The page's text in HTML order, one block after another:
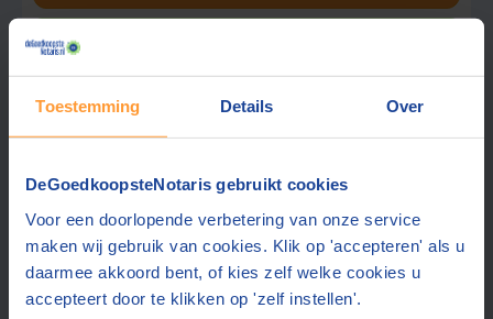
Toestemming Details Over
DeGoedkoopsteNotaris gebruikt cookies
Voor een doorlopende verbetering van onze service
maken wij gebruik van cookies. Klik op 'accepteren' als u
daarmee akkoord bent, of kies zelf welke cookies u
accepteert door te klikken op 'zelf instellen'.
1056,-
Hoekstra & Partners Notarissen
8,8(174beoordelingen) Utrecht (+27 km)
Gratis parkeren op eigen terrein